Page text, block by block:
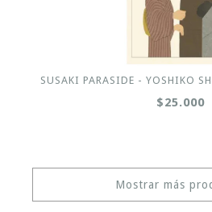
SUSAKI PARASIDE - YOSHIKO
$25.000
Mostrar más